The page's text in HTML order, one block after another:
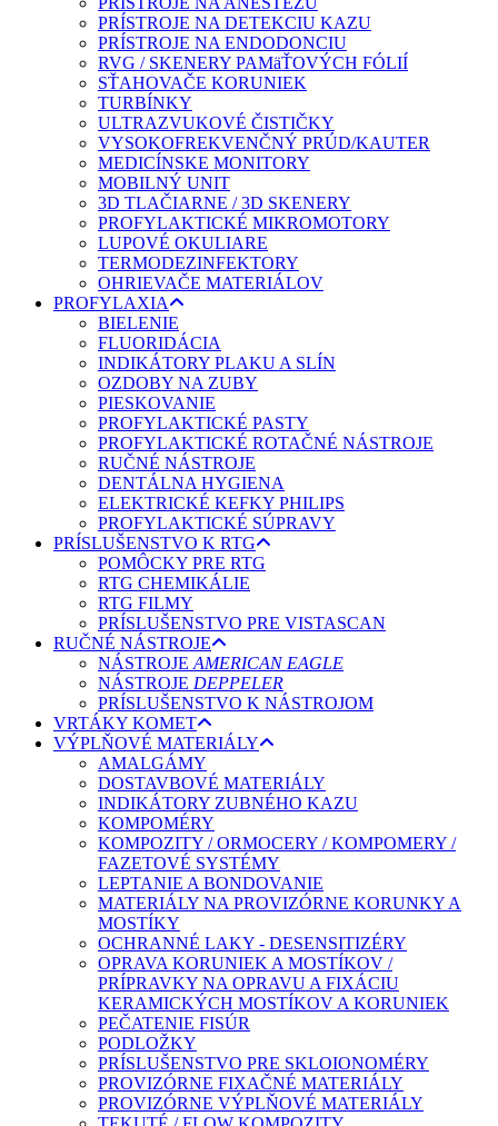
PRÍSTROJE NA DETEKCIU KAZU
PRÍSTROJE NA ENDODONCIU
RVG / SKENERY PAMäŤOVÝCH FÓLIÍ
SŤAHOVAČE KORUNIEK
TURBÍNKY
ULTRAZVUKOVÉ ČISTIČKY
VYSOKOFREKVENČNÝ PRÚD/KAUTER
MEDICÍNSKE MONITORY
MOBILNÝ UNIT
3D TLAČIARNE / 3D SKENERY
PROFYLAKTICKÉ MIKROMOTORY
LUPOVÉ OKULIARE
TERMODEZINFEKTORY
OHRIEVAČE MATERIÁLOV
PROFYLAXIA
BIELENIE
FLUORIDÁCIA
INDIKÁTORY PLAKU A SLÍN
OZDOBY NA ZUBY
PIESKOVANIE
PROFYLAKTICKÉ PASTY
PROFYLAKTICKÉ ROTAČNÉ NÁSTROJE
RUČNÉ NÁSTROJE
DENTÁLNA HYGIENA
ELEKTRICKÉ KEFKY PHILIPS
PROFYLAKTICKÉ SÚPRAVY
PRÍSLUŠENSTVO K RTG
POMÔCKY PRE RTG
RTG CHEMIKÁLIE
RTG FILMY
PRÍSLUŠENSTVO PRE VISTASCAN
RUČNÉ NÁSTROJE
NÁSTROJE AMERICAN EAGLE
NÁSTROJE DEPPELER
PRÍSLUŠENSTVO K NÁSTROJOM
VRTÁKY KOMET
VÝPLŇOVÉ MATERIÁLY
AMALGÁMY
DOSTAVBOVÉ MATERIÁLY
INDIKÁTORY ZUBNÉHO KAZU
KOMPOMÉRY
KOMPOZITY / ORMOCERY / KOMPOMERY /
FAZETOVÉ SYSTÉMY
LEPTANIE A BONDOVANIE
MATERIÁLY NA PROVIZÓRNE KORUNKY A
MOSTÍKY
OCHRANNÉ LAKY - DESENSITIZÉRY
OPRAVA KORUNIEK A MOSTÍKOV /
PRÍPRAVKY NA OPRAVU A FIXÁCIU
KERAMICKÝCH MOSTÍKOV A KORUNIEK
PEČATENIE FISÚR
PODLOŽKY
PRÍSLUŠENSTVO PRE SKLOIONOMÉRY
PROVIZÓRNE FIXAČNÉ MATERIÁLY
PROVIZÓRNE VÝPLŇOVÉ MATERIÁLY